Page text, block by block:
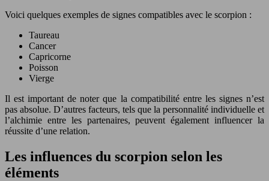
Voici quelques exemples de signes compatibles avec le scorpion :
Taureau
Cancer
Capricorne
Poisson
Vierge
Il est important de noter que la compatibilité entre les signes n’est
pas absolue. D’autres facteurs, tels que la personnalité individuelle et
l’alchimie entre les partenaires, peuvent également influencer la
réussite d’une relation.
Les influences du scorpion selon les
éléments